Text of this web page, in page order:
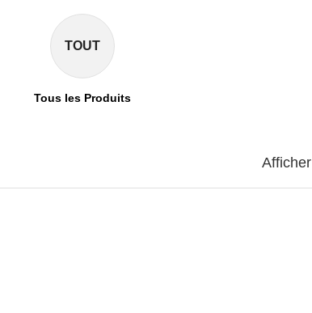
TOUT
Tous les Produits
Afficher